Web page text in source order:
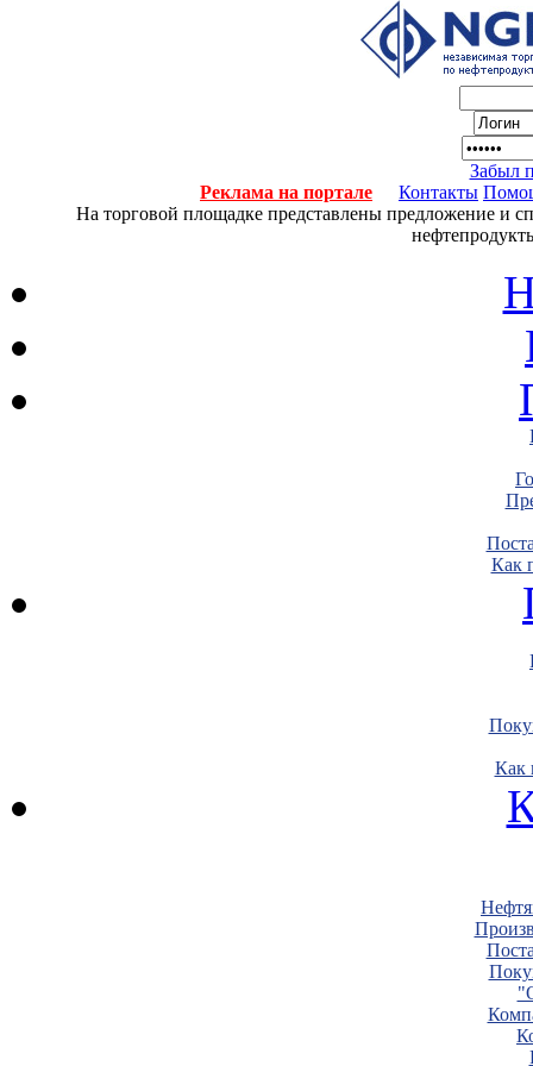
Забыл
Реклама на портале
Контакты
На торговой площадке представлены предложение и
Как
Как